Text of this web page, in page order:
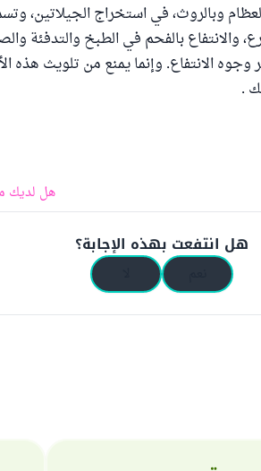
وبالروث، في استخراج الجيلاتين،
والانتفاع بالفحم في الطبخ والتدفئة
الانتفاع. وإنما يمنع من تلويث هذه
.
هل لديك
هل انتفعت بهذه الإجابة؟